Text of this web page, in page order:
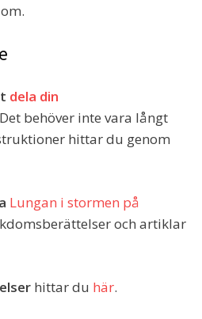
dela din
Det behöver inte vara långt
hittar du genom
Lungan i stormen på
och artiklar
hittar du här.